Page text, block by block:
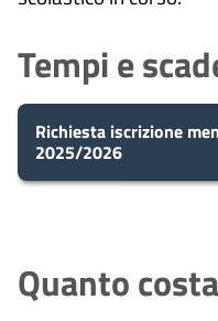
Tempi e
Richiesta iscrizione
2025/2026
la tua
Quanto costa